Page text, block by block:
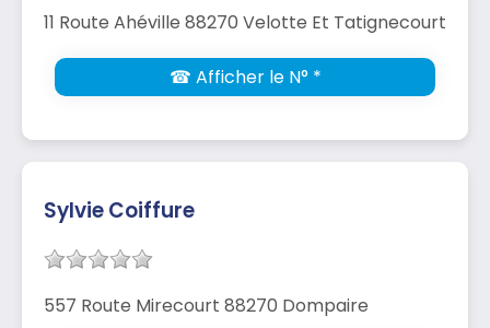
11 Route Ahéville 88270 Velotte Et Tatignecourt
☎ Afficher le N° *
Sylvie Coiffure
557 Route Mirecourt 88270 Dompaire